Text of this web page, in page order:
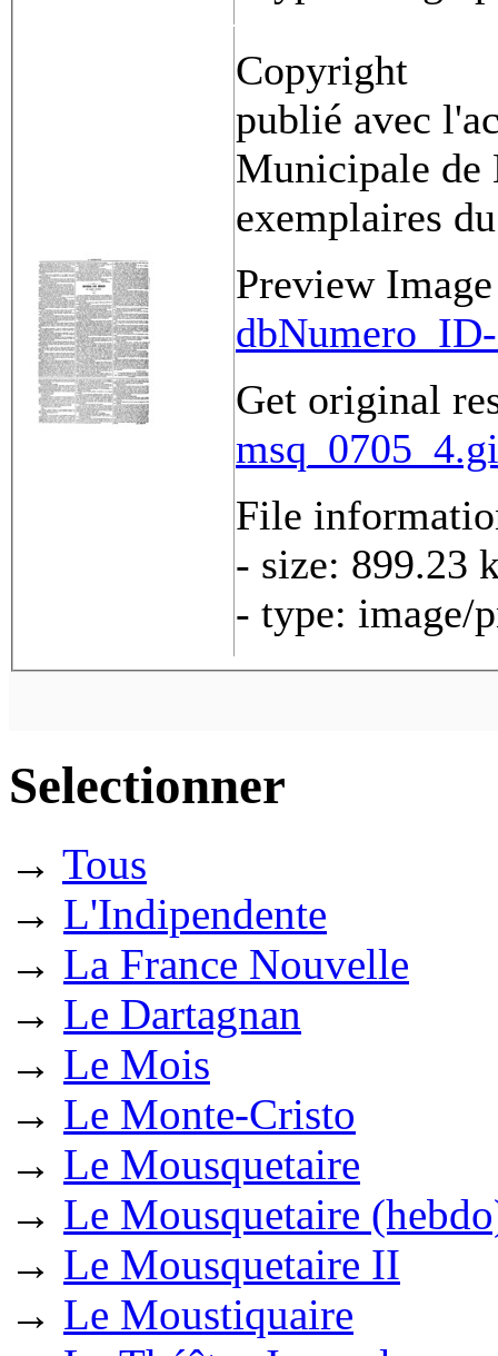
Copyright
publié avec
Municipale de
exemplaires
Preview Image
Get original
File
- size: 899.23
- type: image/
Selectionner
→ Tous
→ L'Indipendente
→ La France Nouvelle
→ Le Dartagnan
→ Le Mois
→ Le Monte-Cristo
→ Le Mousquetaire
→ Le Mousquetaire
→ Le Mousquetaire II
→ Le Moustiquaire